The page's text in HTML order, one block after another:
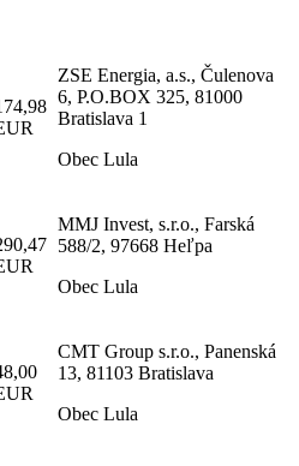
ZSE Energia, a.s., Čulenova
6, P.O.BOX 325, 81000
Bratislava 1
Obec Lula
MMJ Invest, s.r.o., Farská
588/2, 97668 Heľpa
Obec Lula
CMT Group s.r.o., Panenská
13, 81103 Bratislava
Obec Lula